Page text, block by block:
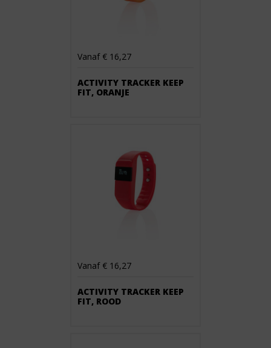
Vanaf € 16,27
ACTIVITY TRACKER KEEP
FIT, ORANJE
Vanaf € 16,27
ACTIVITY TRACKER KEEP
FIT, ROOD